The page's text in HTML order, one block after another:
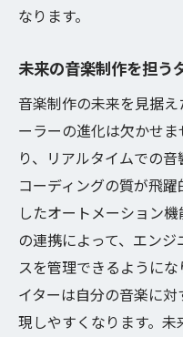
なります。
未来の音楽制作を担う
音楽制作の未来を見据
ーラーの進化は欠かせ
り、リアルタイムでの
コーディングの質が飛
したオートメーション
の連携によって、エン
スを管理できるように
イターは自分の音楽に
現しやすくなります。